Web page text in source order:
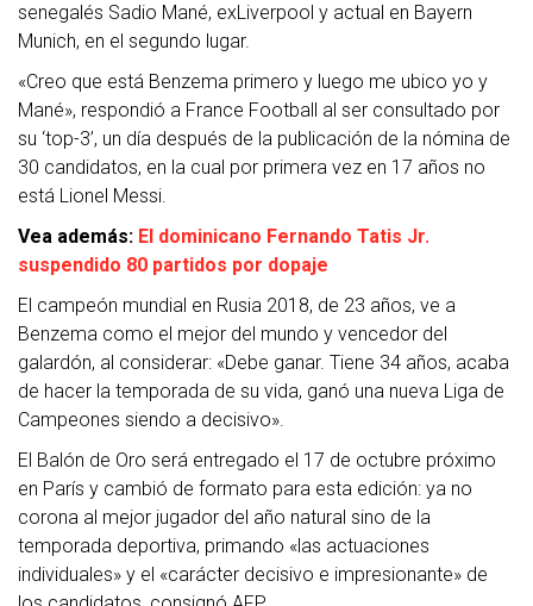
senegalés Sadio Mané, exLiverpool y actual en Bayern
Munich, en el segundo lugar.
«Creo que está Benzema primero y luego me ubico yo y
Mané», respondió a France Football al ser consultado por
su ‘top-3’, un día después de la publicación de la nómina de
30 candidatos, en la cual por primera vez en 17 años no
está Lionel Messi.
Vea además: El dominicano Fernando Tatis Jr.
suspendido 80 partidos por dopaje
El campeón mundial en Rusia 2018, de 23 años, ve a
Benzema como el mejor del mundo y vencedor del
galardón, al considerar: «Debe ganar. Tiene 34 años, acaba
de hacer la temporada de su vida, ganó una nueva Liga de
Campeones siendo a decisivo».
El Balón de Oro será entregado el 17 de octubre próximo
en París y cambió de formato para esta edición: ya no
corona al mejor jugador del año natural sino de la
temporada deportiva, primando «las actuaciones
individuales» y el «carácter decisivo e impresionante» de